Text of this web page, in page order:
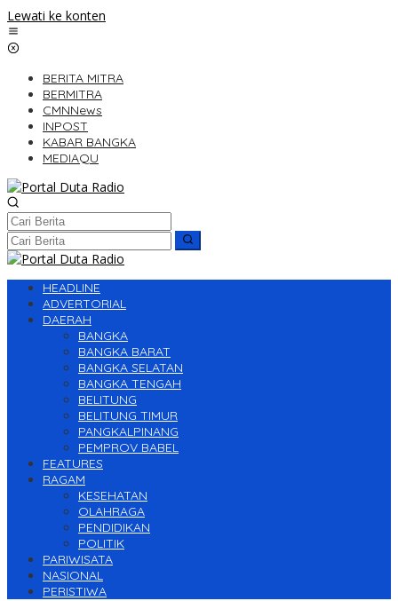
Lewati ke konten
BERITA MITRA
BERMITRA
CMNNews
INPOST
KABAR BANGKA
MEDIAQU
HEADLINE
ADVERTORIAL
DAERAH
BANGKA
BANGKA BARAT
BANGKA SELATAN
BANGKA TENGAH
BELITUNG
BELITUNG TIMUR
PANGKALPINANG
PEMPROV BABEL
FEATURES
RAGAM
KESEHATAN
OLAHRAGA
PENDIDIKAN
POLITIK
PARIWISATA
NASIONAL
PERISTIWA